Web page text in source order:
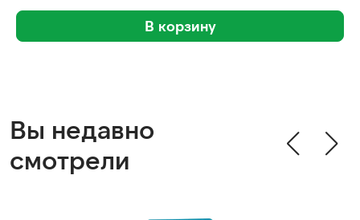
В корзину
Вы недавно
смотрели